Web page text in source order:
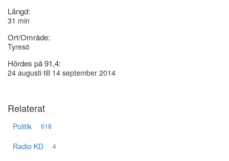
Längd:
31 min
Ort/Område:
Tyresö
Hördes på 91,4:
24 augusti till 14 september 2014
Relaterat
Politik 618
Radio KD 4